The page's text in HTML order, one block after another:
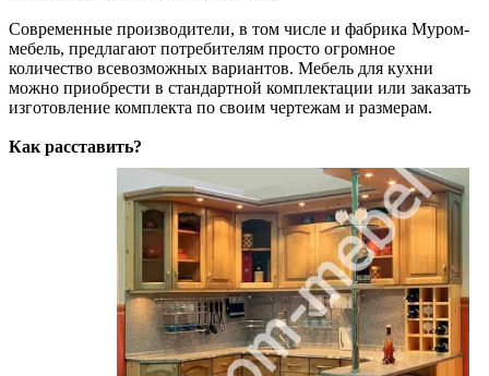
Современные производители, в том числе и фабрика Муром-
мебель, предлагают потребителям просто огромное
количество всевозможных вариантов. Мебель для кухни
можно приобрести в стандартной комплектации или заказать
изготовление комплекта по своим чертежам и размерам.
Как расставить?